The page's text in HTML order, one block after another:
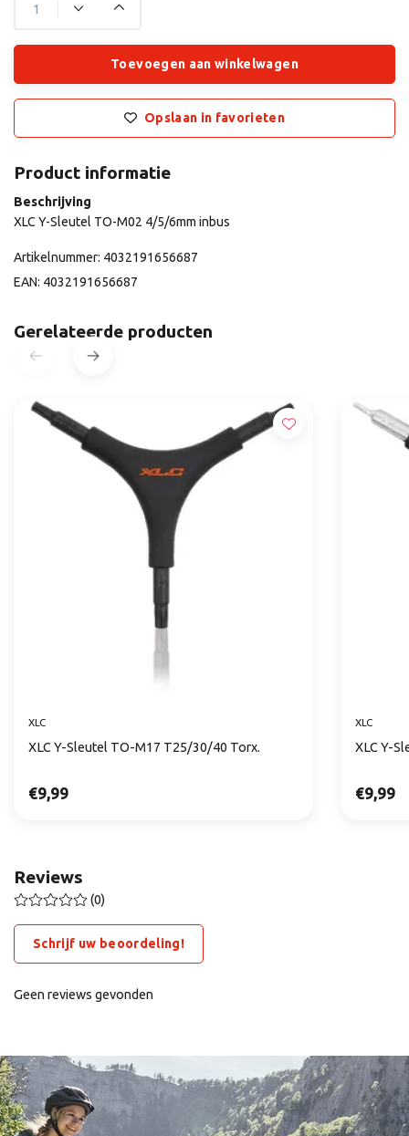
Toevoegen aan winkelwagen
Opslaan in favorieten
Product informatie
Beschrijving
XLC Y-Sleutel TO-M02 4/5/6mm inbus
Artikelnummer: 4032191656687
EAN: 4032191656687
Gerelateerde producten
XLC
XLC Y-Sleutel TO-M17 T25/30/40 Torx.
€9,99
XLC
XLC Y-
€9,99
Reviews
(0)
Schrijf uw beoordeling!
Geen reviews gevonden